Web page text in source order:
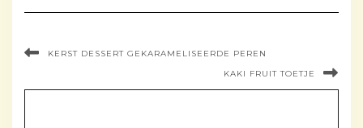
KERST DESSERT GEKARAMELISEERDE PEREN
KAKI FRUIT TOETJE